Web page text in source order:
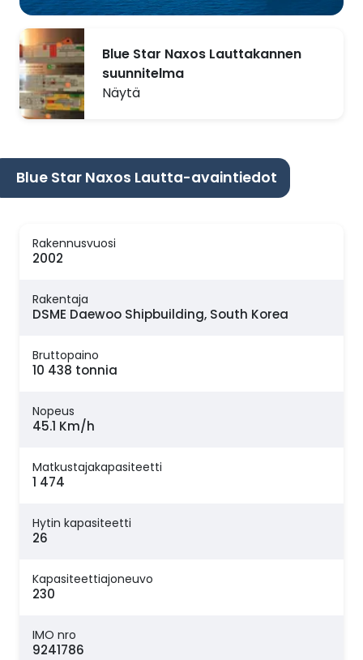
Blue Star Naxos Lauttakannen
suunnitelma
Näytä
Blue Star Naxos Lautta-avaintiedot
Rakennusvuosi
2002
Rakentaja
DSME Daewoo Shipbuilding, South Korea
Bruttopaino
10 438 tonnia
Nopeus
45.1 Km/h
Matkustajakapasiteetti
1 474
Hytin kapasiteetti
26
Kapasiteettiajoneuvo
230
IMO nro
9241786